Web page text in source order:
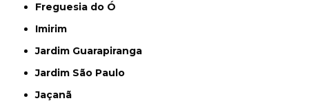
Freguesia do Ó
Imirim
Jardim Guarapiranga
Jardim São Paulo
Jaçanã